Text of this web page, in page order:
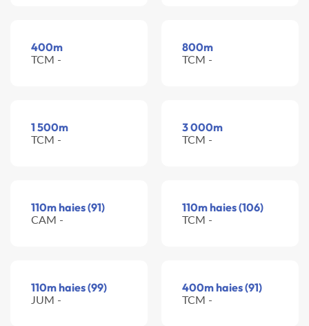
400m
TCM -
800m
TCM -
1 500m
TCM -
3 000m
TCM -
110m haies (91)
CAM -
110m haies (106)
TCM -
110m haies (99)
JUM -
400m haies (91)
TCM -